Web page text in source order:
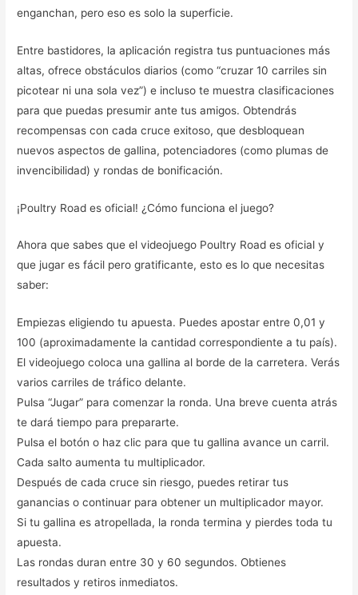
enganchan, pero eso es solo la superficie.
Entre bastidores, la aplicación registra tus puntuaciones más
altas, ofrece obstáculos diarios (como “cruzar 10 carriles sin
picotear ni una sola vez”) e incluso te muestra clasificaciones
para que puedas presumir ante tus amigos. Obtendrás
recompensas con cada cruce exitoso, que desbloquean
nuevos aspectos de gallina, potenciadores (como plumas de
invencibilidad) y rondas de bonificación.
¡Poultry Road es oficial! ¿Cómo funciona el juego?
Ahora que sabes que el videojuego Poultry Road es oficial y
que jugar es fácil pero gratificante, esto es lo que necesitas
saber:
Empiezas eligiendo tu apuesta. Puedes apostar entre 0,01 y
100 (aproximadamente la cantidad correspondiente a tu país).
El videojuego coloca una gallina al borde de la carretera. Verás
varios carriles de tráfico delante.
Pulsa “Jugar” para comenzar la ronda. Una breve cuenta atrás
te dará tiempo para prepararte.
Pulsa el botón o haz clic para que tu gallina avance un carril.
Cada salto aumenta tu multiplicador.
Después de cada cruce sin riesgo, puedes retirar tus
ganancias o continuar para obtener un multiplicador mayor.
Si tu gallina es atropellada, la ronda termina y pierdes toda tu
apuesta.
Las rondas duran entre 30 y 60 segundos. Obtienes
resultados y retiros inmediatos.